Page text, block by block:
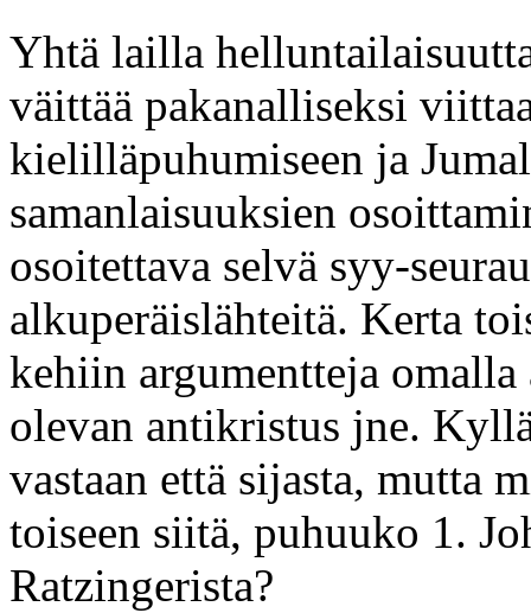
Yhtä lailla
väittää pakanalliseksi
kielilläpuhumiseen ja
samanlaisuuksien
osoitettava selvä syy-
alkuperäislähteitä. Kerta
kehiin argumentteja
olevan antikristus jne.
vastaan että sijasta, mutta
toiseen siitä, puhuuko 1.
Ratzingerista?